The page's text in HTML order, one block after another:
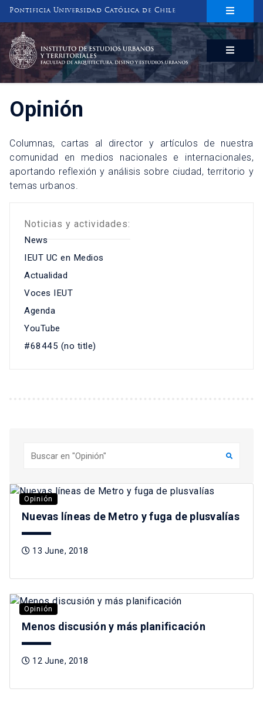
Pontificia Universidad Católica de Chile
INSTITUTO DE ESTUDIOS URBANOS
Y TERRITORIALES
FACULTAD DE ARQUITECTURA, DISEÑO Y ESTUDIOS URBANOS
Opinión
Columnas, cartas al director y artículos de nuestra
comunidad en medios nacionales e internacionales,
aportando reflexión y análisis sobre ciudad, territorio y
temas urbanos.
Noticias y actividades:
News
IEUT UC en Medios
Actualidad
Voces IEUT
Agenda
YouTube
#68445 (no title)
Opinión
Nuevas líneas de Metro y fuga de plusvalías
13 June, 2018
Opinión
Menos discusión y más planificación
12 June, 2018